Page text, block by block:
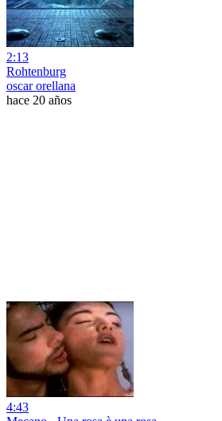
2:13
Rohtenburg
oscar orellana
hace 20 años
4:43